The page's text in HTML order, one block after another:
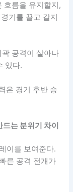
흐름을 유지할지,
기를 끌고 갈지
공격이 살아나
있다.
은 경기 후반 승
는 분위기 차이
이를 보여준다.
른 공격 전개가